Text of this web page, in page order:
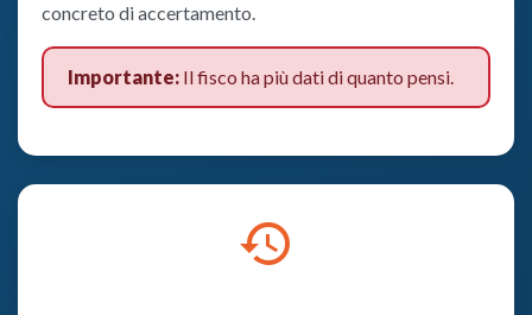
concreto di accertamento.
Importante: Il fisco ha più dati di quanto pensi.
history